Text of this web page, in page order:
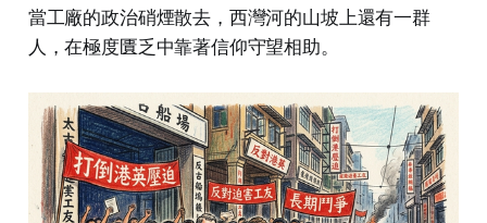
當工廠的政治硝煙散去，西灣河的山坡上還有一群
人，在極度匱乏中靠著信仰守望相助。